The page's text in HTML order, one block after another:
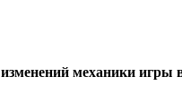
механики игры